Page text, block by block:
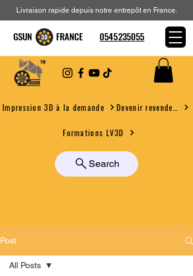
Impression 3D à la demande
Formations LV3D
Search
Livraison rapide depuis notre entrepôt en France.
GSUN FRANCE 0545235055
Post
All Posts